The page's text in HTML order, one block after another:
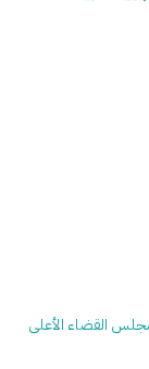
القضاء الأعلى